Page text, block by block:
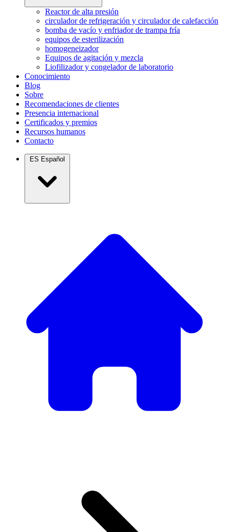
Reactor de alta presión
circulador de refrigeración y circulador de calefacción
bomba de vacío y enfriador de trampa fría
equipos de esterilización
homogeneizador
Equipos de agitación y mezcla
Liofilizador y congelador de laboratorio
Conocimiento
Blog
Sobre
Recomendaciones de clientes
Presencia internacional
Certificados y premios
Recursos humanos
Contacto
ES Español